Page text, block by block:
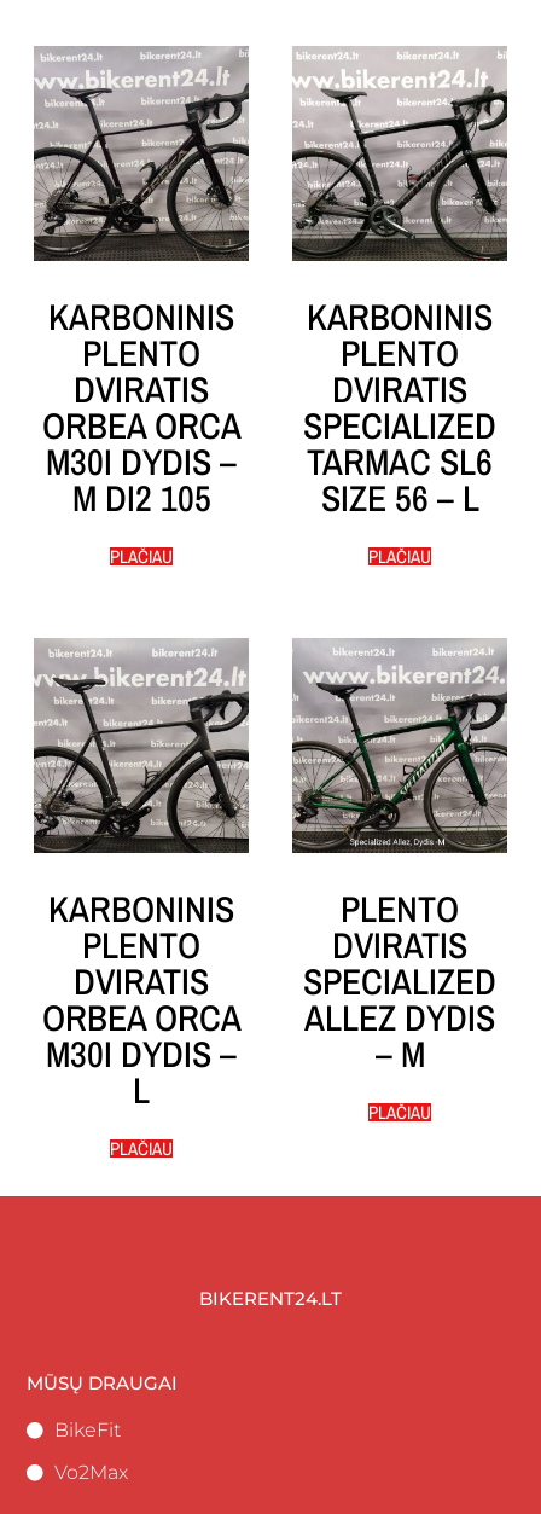
KARBONINIS
PLENTO
DVIRATIS
ORBEA ORCA
M30I DYDIS –
M DI2 105
PLAČIAU
KARBONINIS
PLENTO
DVIRATIS
SPECIALIZED
TARMAC SL6
SIZE 56 – L
PLAČIAU
KARBONINIS
PLENTO
DVIRATIS
ORBEA ORCA
M30I DYDIS –
L
PLAČIAU
PLENTO
DVIRATIS
SPECIALIZED
ALLEZ DYDIS
– M
PLAČIAU
BIKERENT24.LT
MŪSŲ DRAUGAI
BikeFit
Vo2Max